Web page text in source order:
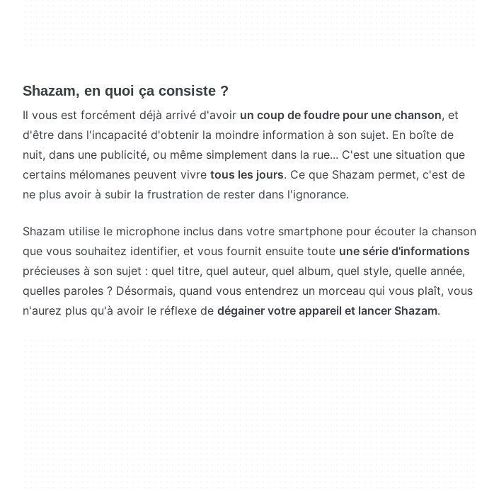
Shazam, en quoi ça consiste ?
Il vous est forcément déjà arrivé d'avoir un coup de foudre pour une chanson, et
d'être dans l'incapacité d'obtenir la moindre information à son sujet. En boîte de
nuit, dans une publicité, ou même simplement dans la rue... C'est une situation que
certains mélomanes peuvent vivre tous les jours. Ce que Shazam permet, c'est de
ne plus avoir à subir la frustration de rester dans l'ignorance.
Shazam utilise le microphone inclus dans votre smartphone pour écouter la chanson
que vous souhaitez identifier, et vous fournit ensuite toute une série d'informations
précieuses à son sujet : quel titre, quel auteur, quel album, quel style, quelle année,
quelles paroles ? Désormais, quand vous entendrez un morceau qui vous plaît, vous
n'aurez plus qu'à avoir le réflexe de dégainer votre appareil et lancer Shazam.